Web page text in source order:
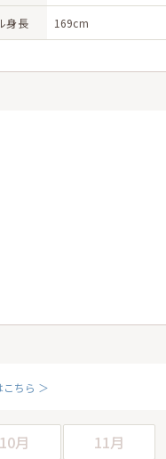
身長 169cm
ちら ＞
10月 11月